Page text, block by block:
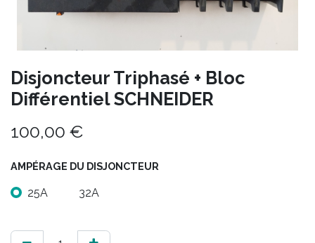
Disjoncteur Triphasé + Bloc
Différentiel SCHNEIDER
100,00 €
AMPÉRAGE DU DISJONCTEUR
25A 32A